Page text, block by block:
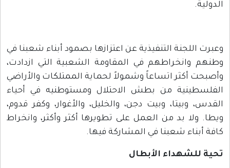
الدولية.
وعبرت اللجنة التنفيذية عن اعتزازها بصمود أبناء شعبنا في
وطنهم وانخراطهم في المقاومة الشعبية التي ازدادت،
وأصبحت أكثر اتساعاً وشمولاً لحماية الممتلكات والأراضي
الفلسطينية من بطش الاحتلال ومستوطنيه في أحياء
القدس، وبيتا، وبيت دجن، والخليل، والأغوار، وكفر قدوم،
ويطا. ولا بد من العمل على تطويرها أكثر وأكثر، وانخراط
كافة أبناء شعبنا في المشاركة فيها.
تحية للشهداء الأبطال